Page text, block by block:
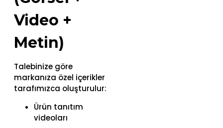
Video +
Metin)
Talebinize göre
markanıza özel içerikler
tarafımızca oluşturulur:
Ürün tanıtım
videoları